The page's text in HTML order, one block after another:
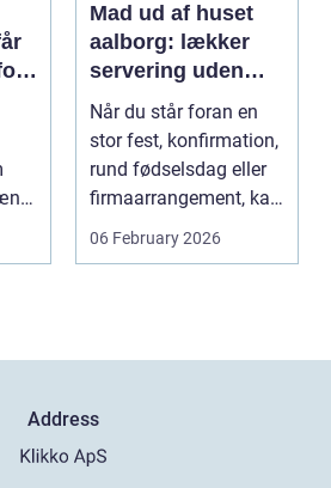
Mad ud af huset
aalborg: lækker
servering uden
stress
Når du står foran en
stor fest, konfirmation,
rund fødselsdag eller
firmaarrangement, kan
planlægnin...
06 February 2026
Address